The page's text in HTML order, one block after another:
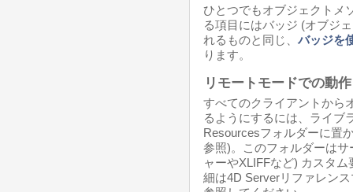
ひとつでもオブジェクトメ
る項目にはバッジ (オブジ
れるものと同じ、 バッジを
ります。
リモートモードでの動作
すべてのクライアントから
るようにするには、ライブ
Resourcesフォルダーに置
参照)。このフォルダーは
ャーやXLIFFなど) カスタ
細は4D Serverリファレン